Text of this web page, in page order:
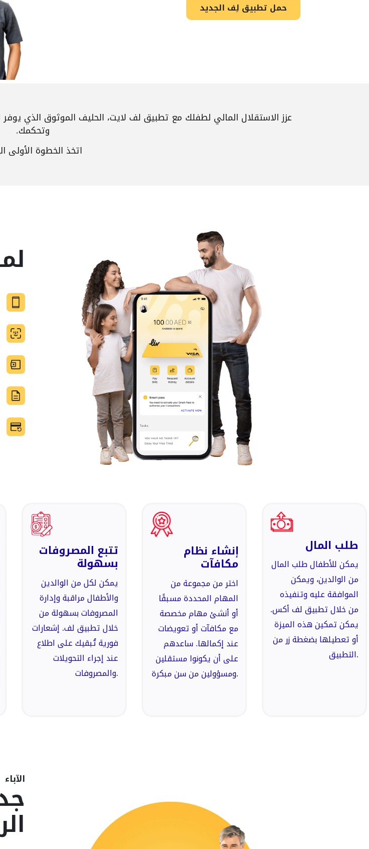
حمل تطبيق لِف الجديد
عزز الاستقلال المالي لطفلك مع تطبيق لف لايت، الحليف الموثوق الذي
وتحكمك.
اتخذ الخطوة الأولى
تتبع المصروفات
بسهولة
يمكن لكل من الوالدين
والأطفال مراقبة وإدارة
المصروفات بسهولة من
خلال تطبيق لف. إشعارات
فورية تُبقيك على اطلاع
عند إجراء التحويلات
والمصروفات.
إنشاء نظام
مكافآت
اختر من مجموعة من
المهام المحددة مسبقًا
أو أنشئ مهام مخصصة
مع مكافآت أو تعويضات
عند إكمالها. ساعدهم
على أن يكونوا مستقلين
ومسؤولين من سن مبكرة.
طلب المال
يمكن للأطفال طلب المال
من الوالدين، ويمكن
الموافقة عليه وتنفيذه
من خلال تطبيق لف أكس.
يمكن تمكين هذه الميزة
أو تعطيلها بضغطة زر من
التطبيق.
الآباء